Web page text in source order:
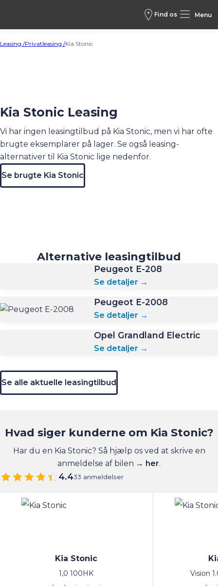
Find os Menu
Leasing /Privatleasing /Kia Stonic
Kia Stonic Leasing
Vi har ingen leasingtilbud på Kia Stonic, men vi har ofte
brugte eksemplarer på lager. Se også leasing-
alternativer til Kia Stonic lige nedenfor.
Se brugte Kia Stonic
Alternative leasingtilbud
Peugeot E-208
Se detaljer →
Peugeot E-2008
Se detaljer →
Opel Grandland Electric
Se detaljer →
Se alle aktuelle leasingtilbud
Hvad siger kunderne om Kia Stonic?
Har du en Kia Stonic? Så hjælp os ved at skrive en
anmeldelse af bilen → her.
4.433 anmeldelser
Kia Stonic
1,0 100HK Vision